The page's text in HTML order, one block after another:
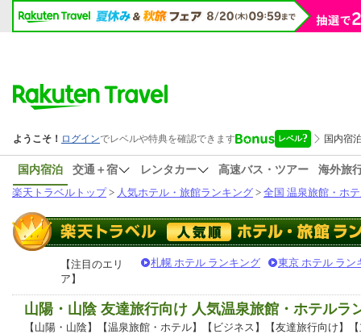
国内宿泊 交通＋宿 レンタカー 高速バス・ツアー
海外旅
楽天トラベルトップ> 人気ホテル・旅館ランキング > 全国 温泉旅館・ホ
【注目のエリ
ア】
札幌 ホテル ランキング 東京 ホテル ラン
山陽・山陰 友達旅行向け 人気温泉旅館・ホテルラ
【山陽・山陰】【温泉旅館・ホテル】【ビジネス】【友達旅行向け】